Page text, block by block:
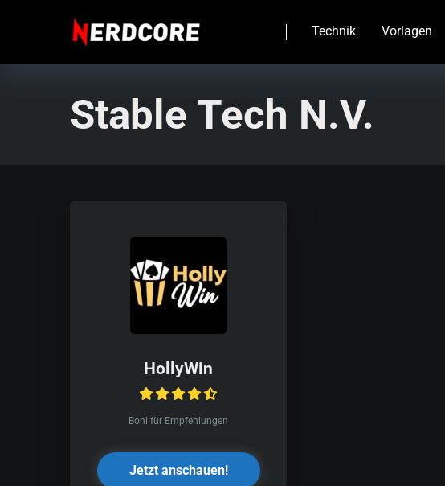
Technik Vorlagen
Stable Tech N.V.
HollyWin
Boni für Empfehlungen
Jetzt anschauen!